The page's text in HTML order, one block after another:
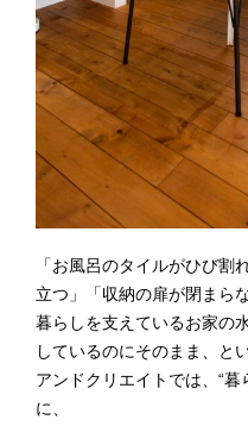
「お風呂のタイルがひび割
立つ」「収納の扉が閉まら
暮らしを支えているお家の
しているのにそのまま、と
アンドクリエイトでは、“
に、